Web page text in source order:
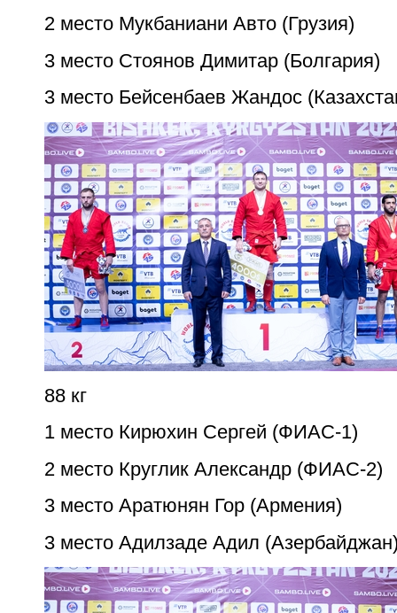
2 место Мукбаниани Авто (Грузия)
3 место Стоянов Димитар (Болгария)
3 место Бейсенбаев Жандос
88 кг
1 место Кирюхин Сергей (ФИАС-1)
2 место Круглик Александр (ФИАС-2)
3 место Аратюнян Гор (Армения)
3 место Адилзаде Адил